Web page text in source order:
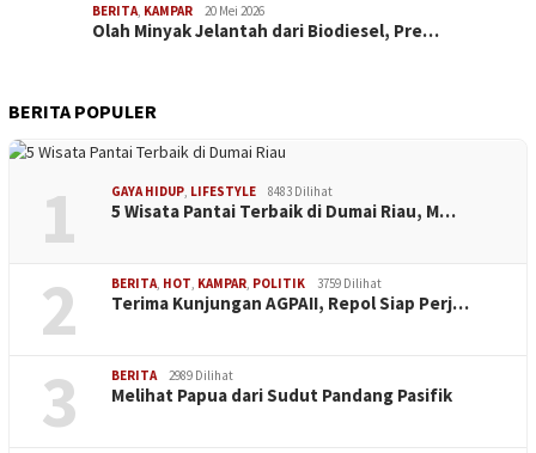
BERITA KAMPAR 20 Mei 2026
Olah Minyak Jelantah dari Biodiesel, Pre…
BERITA POPULER
1 GAYA HIDUP LIFESTYLE 8483 Dilihat
5 Wisata Pantai Terbaik di Dumai Riau, M…
2 BERITA HOT KAMPAR POLITIK 3759 Dilihat
Terima Kunjungan AGPAII, Repol Siap Perj…
3 BERITA 2989 Dilihat
Melihat Papua dari Sudut Pandang Pasifik